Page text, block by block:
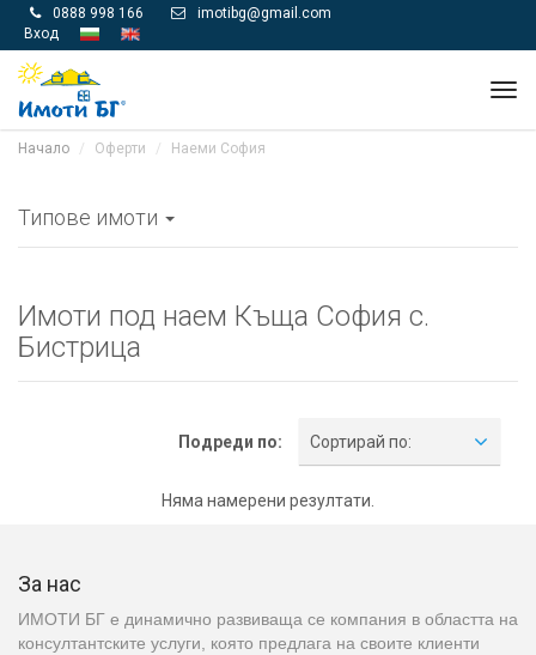
 0888 998 166 
imotibg@gmail.com
Вход
Начало Оферти Наеми София
Типове имоти
Имоти под наем Къщa София с.
Бистрица
Подреди по: Сортирай по:
Няма намерени резултати.
За нас
ИМОТИ БГ е динамично развиваща се компания в областта на
консултантските услуги, която предлага на своите клиенти